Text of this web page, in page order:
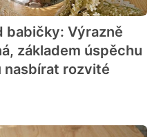
babičky: Výrazně
základem úspěchu
nasbírat rozvité